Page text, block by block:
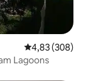
4,83 de uma
4,83 (308)
Lagoons